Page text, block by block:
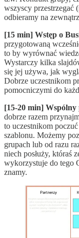
wszyscy
odbieramy na
[15 min] Wstęp o
przygotowaną
to by wyrównać
Wystarczy kilka
się jej używa, jak
Dobrze uczestnikom
pomocniczymi do
[15-20 min] Wspólny
dobrze razem
to uczestnikom
szablonu. Możemy
grupach lub od razu
niech posłuży, któraś
wykorzystuje do tego
znamy.